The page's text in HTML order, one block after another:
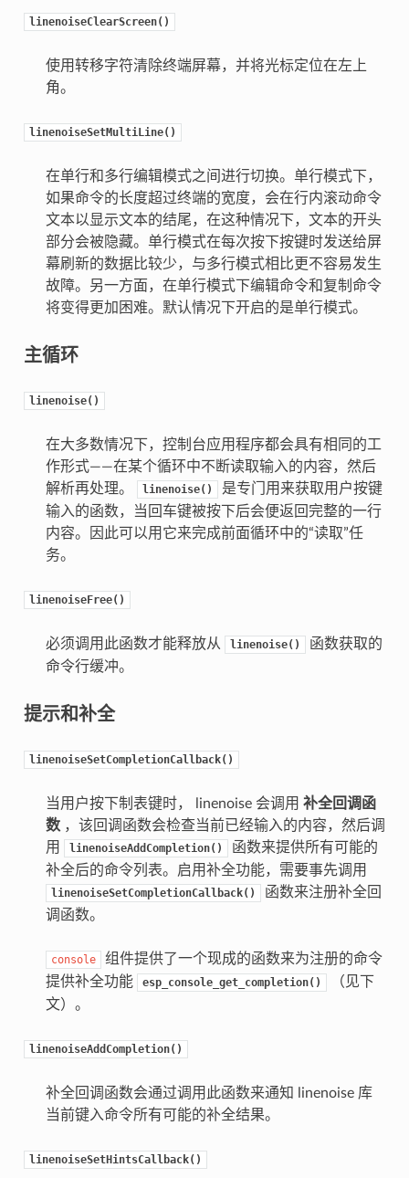
linenoiseClearScreen()
使用转移字符清除终端屏幕，并将光标定位在左上
角。
linenoiseSetMultiLine()
在单行和多行编辑模式之间进行切换。单行模式下，
如果命令的长度超过终端的宽度，会在行内滚动命令
文本以显示文本的结尾，在这种情况下，文本的开头
部分会被隐藏。单行模式在每次按下按键时发送给屏
幕刷新的数据比较少，与多行模式相比更不容易发生
故障。另一方面，在单行模式下编辑命令和复制命令
将变得更加困难。默认情况下开启的是单行模式。
主循环
linenoise()
在大多数情况下，控制台应用程序都会具有相同的工
作形式——在某个循环中不断读取输入的内容，然后
解析再处理。
linenoise()
是专门用来获取用户按键
输入的函数，当回车键被按下后会便返回完整的一行
内容。因此可以用它来完成前面循环中的“读取”任
务。
linenoiseFree()
必须调用此函数才能释放从 linenoise()
函数获取的
命令行缓冲。
提示和补全
linenoiseSetCompletionCallback()
当用户按下制表键时， linenoise 会调用 补全回调函
数，该回调函数会检查当前已经输入的内容，然后调
用
linenoiseAddCompletion()
函数来提供所有可能的
补全后的命令列表。启用补全功能，需要事先调用
linenoiseSetCompletionCallback()
函数来注册补全回
调函数。
console
组件提供了一个现成的函数来为注册的命令
提供补全功能
esp_console_get_completion()
（见下
文）。
linenoiseAddCompletion()
补全回调函数会通过调用此函数来通知 linenoise 库
当前键入命令所有可能的补全结果。
linenoiseSetHintsCallback()